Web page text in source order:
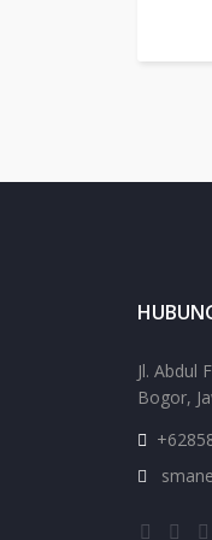
Jl. Abdul
Bogor,